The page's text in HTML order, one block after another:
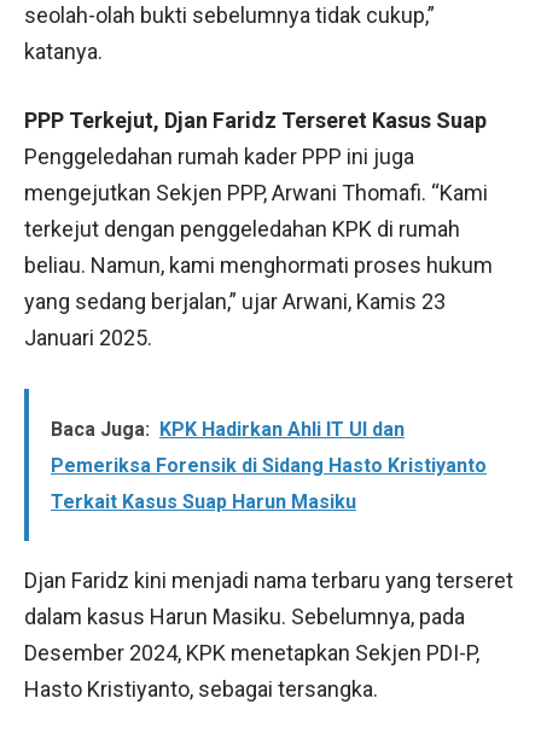
seolah-olah bukti sebelumnya tidak cukup,”
katanya.
PPP Terkejut, Djan Faridz Terseret Kasus Suap
Penggeledahan rumah kader PPP ini juga
mengejutkan Sekjen PPP, Arwani Thomafi. “Kami
terkejut dengan penggeledahan KPK di rumah
beliau. Namun, kami menghormati proses hukum
yang sedang berjalan,” ujar Arwani, Kamis 23
Januari 2025.
Baca Juga:
KPK Hadirkan Ahli IT UI dan
Pemeriksa Forensik di Sidang Hasto Kristiyanto
Terkait Kasus Suap Harun Masiku
Djan Faridz kini menjadi nama terbaru yang terseret
dalam kasus Harun Masiku. Sebelumnya, pada
Desember 2024, KPK menetapkan Sekjen PDI-P,
Hasto Kristiyanto, sebagai tersangka.